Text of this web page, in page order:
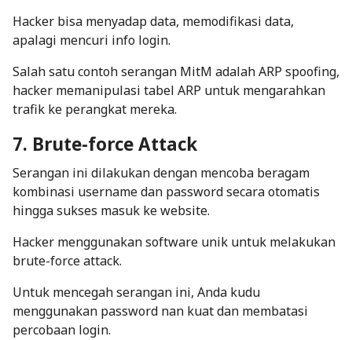
Hacker bisa menyadap data, memodifikasi data,
apalagi mencuri info login.
Salah satu contoh serangan MitM adalah ARP spoofing,
hacker memanipulasi tabel ARP untuk mengarahkan
trafik ke perangkat mereka.
7. Brute-force Attack
Serangan ini dilakukan dengan mencoba beragam
kombinasi username dan password secara otomatis
hingga sukses masuk ke website.
Hacker menggunakan software unik untuk melakukan
brute-force attack.
Untuk mencegah serangan ini, Anda kudu
menggunakan password nan kuat dan membatasi
percobaan login.